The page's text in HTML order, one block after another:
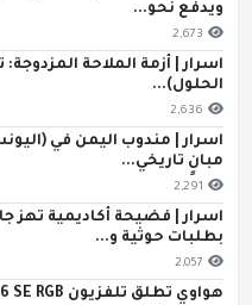
ويدفع نحو...
2,673
اسرار | أزمة الملاحة
الحلول)...
2,636
اسرار | مندوب اليمن في
مبانٍ تاريخي...
2,291
اسرار | فضيحة أكاديمية
بطلبات حوثية و...
2,057